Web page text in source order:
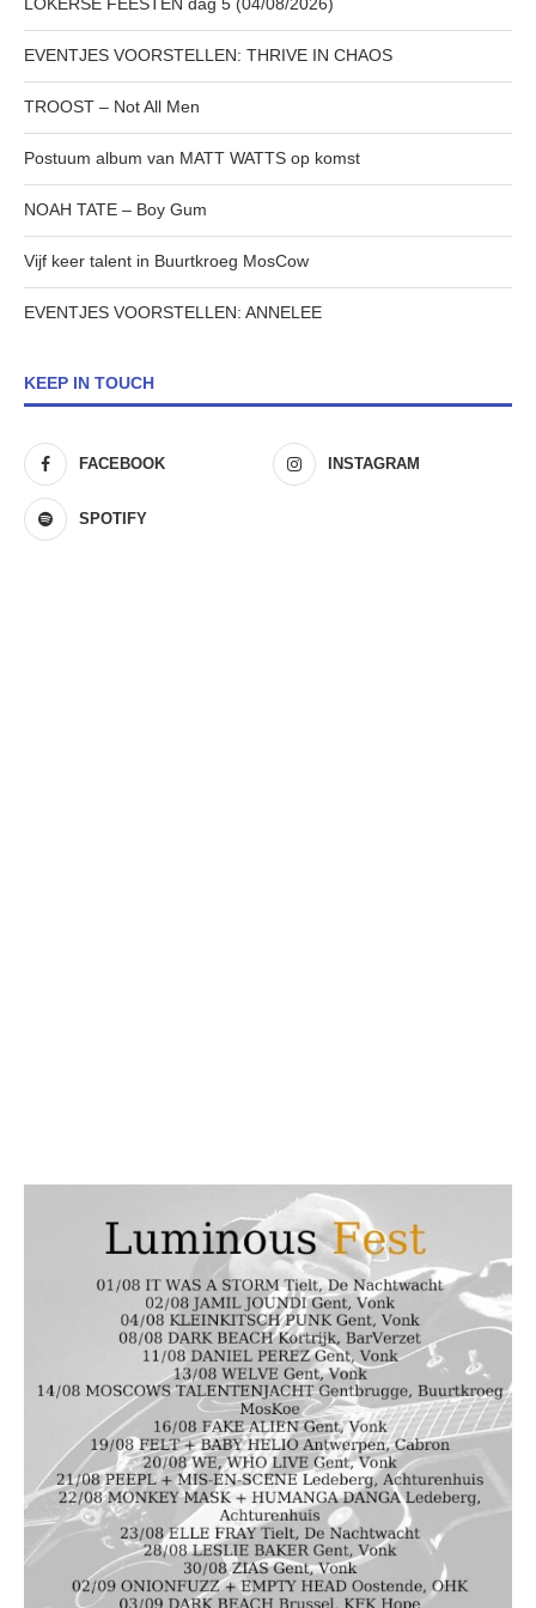
LOKERSE FEESTEN dag 5 (04/08/2026)
EVENTJES VOORSTELLEN: THRIVE IN CHAOS
TROOST – Not All Men
Postuum album van MATT WATTS op komst
NOAH TATE – Boy Gum
Vijf keer talent in Buurtkroeg MosCow
EVENTJES VOORSTELLEN: ANNELEE
KEEP IN TOUCH
FACEBOOK INSTAGRAM
SPOTIFY